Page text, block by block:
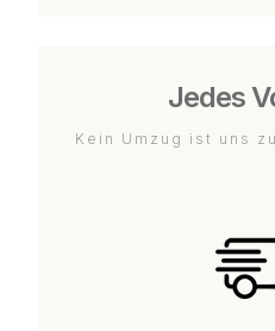
Jedes
Kein Umzug ist uns